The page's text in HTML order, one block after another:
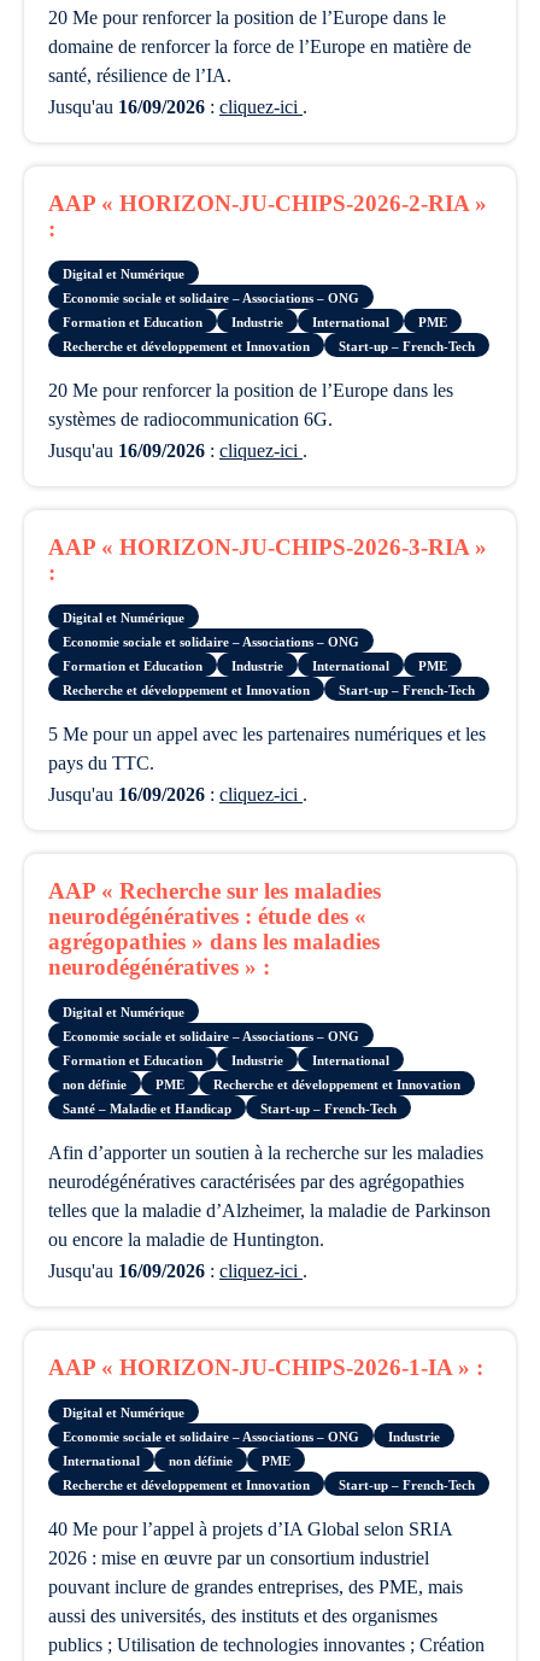
20 Me pour renforcer la position de l’Europe dans le
domaine de renforcer la force de l’Europe en matière de
santé, résilience de l’IA.
Jusqu'au 16/09/2026 : cliquez-ici .
AAP « HORIZON-JU-CHIPS-2026-2-RIA »
:
Digital et Numérique
Economie sociale et solidaire – Associations – ONG
Formation et Education
Industrie International
PME
Recherche et développement et Innovation
Start-up – French-Tech
20 Me pour renforcer la position de l’Europe dans les
systèmes de radiocommunication 6G.
Jusqu'au 16/09/2026 : cliquez-ici .
AAP « HORIZON-JU-CHIPS-2026-3-RIA »
:
Digital et Numérique
Economie sociale et solidaire – Associations – ONG
Formation et Education
Industrie International
PME
Recherche et développement et Innovation
Start-up – French-Tech
5 Me pour un appel avec les partenaires numériques et les
pays du TTC.
Jusqu'au 16/09/2026 : cliquez-ici .
AAP « Recherche sur les maladies
neurodégénératives : étude des «
agrégopathies » dans les maladies
neurodégénératives » :
Digital et Numérique
Economie sociale et solidaire – Associations – ONG
Formation et Education
Industrie
International
non définie
PME
Recherche et développement et Innovation
Santé – Maladie et Handicap
Start-up – French-Tech
afin d’apporter un soutien à la recherche sur les maladies
neurodégénératives caractérisées par des agrégopathies
telles que la maladie d’Alzheimer, la maladie de Parkinson
ou encore la maladie de Huntington.
Jusqu'au 16/09/2026 : cliquez-ici .
AAP « HORIZON-JU-CHIPS-2026-1-IA » :
Digital et Numérique
Economie sociale et solidaire – Associations – ONG
Industrie
International
non définie
PME
Recherche et développement et Innovation
Start-up – French-Tech
40 Me pour l’appel à projets d’IA Global selon SRIA
2026 : mise en œuvre par un consortium industriel
pouvant inclure de grandes entreprises, des PME, mais
aussi des universités, des instituts et des organismes
publics ; Utilisation de technologies innovantes ; Création